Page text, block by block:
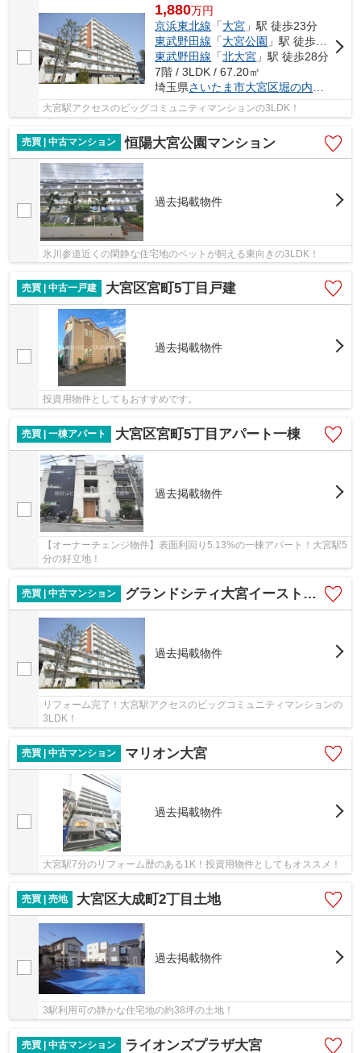
1,880万円
京浜東北線 「大宮 」駅 徒歩23分
東武野田線 「大宮公園 」駅 徒歩25分
東武野田線 「北大宮 」駅 徒歩28分
7階 / 3LDK / 67.20㎡
埼玉県さいたま市大宮区堀の内町
大宮駅アクセスのビッグコミュニティマンションの3LDK！
売買 | 中古マンション 恒陽大宮公園マンション
過去掲載物件
氷川参道近くの閑静な住宅地のペットが飼える東向きの3LDK！
売買 | 中古一戸建 大宮区宮町5丁目戸建
過去掲載物件
投資用物件としてもおすすめです。
売買 | 一棟アパート 大宮区宮町5丁目アパート一棟
過去掲載物件
【オーナーチェンジ物件】表面利回り5.13%の一棟アパート！大宮駅5
分の好立地！
売買 | 中古マンション グランドシティ大宮イーストタワー
過去掲載物件
リフォーム完了！大宮駅アクセスのビッグコミュニティマンションの
3LDK！
売買 | 中古マンション マリオン大宮
過去掲載物件
大宮駅7分のリフォーム歴のある1K！投資用物件としてもオススメ！
売買 | 売地 大宮区大成町2丁目土地
過去掲載物件
3駅利用可の静かな住宅地の約38坪の土地！
売買 | 中古マンション ライオンズプラザ大宮